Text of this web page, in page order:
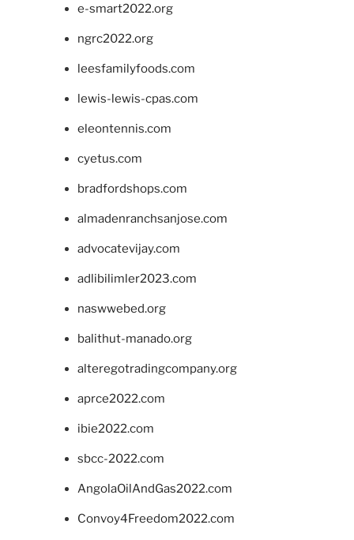
e-smart2022.org
ngrc2022.org
leesfamilyfoods.com
lewis-lewis-cpas.com
eleontennis.com
cyetus.com
bradfordshops.com
almadenranchsanjose.com
advocatevijay.com
adlibilimler2023.com
naswwebed.org
balithut-manado.org
alteregotradingcompany.org
aprce2022.com
ibie2022.com
sbcc-2022.com
AngolaOilAndGas2022.com
Convoy4Freedom2022.com